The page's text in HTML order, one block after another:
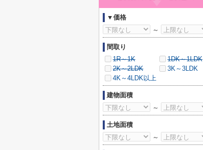
▼価格
～
間取り
1R～1K
1DK～1LDK
2K～2LDK
3K～3LDK
4K～4LDK以上
建物面積
～
土地面積
～